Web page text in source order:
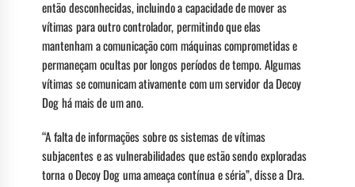
então desconhecidas, incluindo a capacidade de mover as
vítimas para outro controlador, permitindo que elas
mantenham a comunicação com máquinas comprometidas e
permaneçam ocultas por longos períodos de tempo. Algumas
vítimas se comunicam ativamente com um servidor da Decoy
Dog há mais de um ano.
“A falta de informações sobre os sistemas de vítimas
subjacentes e as vulnerabilidades que estão sendo exploradas
torna o Decoy Dog uma ameaça contínua e séria”, disse a Dra.